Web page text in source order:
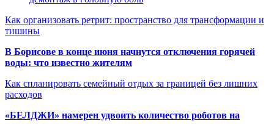
Как организовать ретрит: пространство для трансформации и
тишины
В Борисове в конце июня начнутся отключения горячей
воды: что известно жителям
Как спланировать семейный отдых за границей без лишних
расходов
«БЕЛДЖИ» намерен удвоить количество роботов на